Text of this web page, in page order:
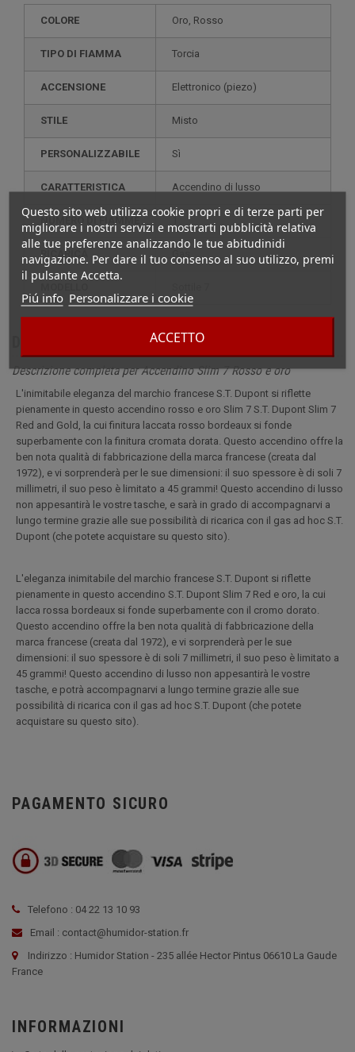
Questo sito web utilizza cookie propri e di terze parti per
migliorare i nostri servizi e mostrarti pubblicità relativa
alle tue preferenze analizzando le tue abitudinidi
navigazione. Per dare il tuo consenso al suo utilizzo, premi
il pulsante Accetta.
Piú info Personalizzare i cookie
ACCETTO
COLORE Oro, Rosso
TIPO DI FIAMMA Torcia
ACCENSIONE elettronico (piezo)
STILE misto
PERSONALIZZABILE sì
CARATTERISTICA accendino di lusso
NUMERO DI FIAMME
RICARICA
Descrizione completa per Accendino Slim 7 Rosso e oro
L'inimitabile eleganza del marchio francese S.T. Dupont si riflette
pienamente in questo accendino rosso e oro Slim 7 S.T. Dupont Slim 7
Red and Gold, la cui finitura laccata rosso bordeaux si fonde
superbamente con la finitura cromata dorata. Questo accendino offre la
ben nota qualità di fabbricazione della marca francese (creata dal
1972), e vi sorprenderà per le sue dimensioni: il suo spessore è di soli 7
millimetri, il suo peso è limitato a 45 grammi! Questo accendino di lusso
non appesantirà le vostre tasche, e sarà in grado di accompagnarvi a
lungo termine grazie alle sue possibilità di ricarica con il gas ad hoc S.T.
Dupont (che potete acquistare su questo sito).
L'eleganza inimitabile del marchio francese S.T. Dupont si riflette
pienamente in questo accendino S.T. Dupont Slim 7 Red e oro, la cui
lacca rossa bordeaux si fonde superbamente con il cromo dorato.
Questo accendino offre la ben nota qualità di fabbricazione della
marca francese (creata dal 1972), e vi sorprenderà per le sue
dimensioni: il suo spessore è di soli 7 millimetri, il suo peso è limitato a
45 grammi! Questo accendino di lusso non appesantirà le vostre
tasche, e potrà accompagnarvi a lungo termine grazie alle sue
possibilità di ricarica con il gas ad hoc S.T. Dupont (che potete
acquistare su questo sito).
PAGAMENTO SICURO
Telefono : 04 22 13 10 93
Email : contact@humidor-station.fr
Indirizzo : Humidor Station - 235 allée Hector Pintus 06610 La Gaude
France
INFORMAZIONI